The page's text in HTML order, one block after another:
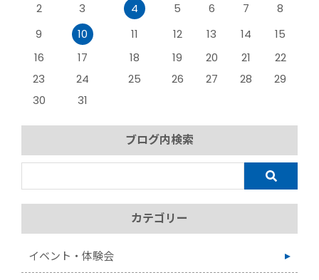
2
3 4 5 6 7
8
9
10 11 12 13 14
15
16
17 18 19 20 21
22
23
24 25 26 27 28
29
30
31
ブログ内検索
カテゴリー
イベント・体験会